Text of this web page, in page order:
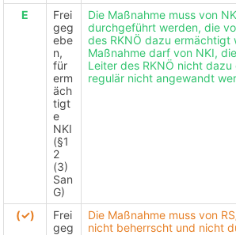
E
Frei
geg
ebe
n,
für
erm
äch
tigt
e
NKI
(§1
2
(3)
San
G)
Die Maßnahme muss von
durchgeführt werden, die
des RKNÖ dazu ermächtigt
Maßnahme darf von NKI,
Leiter des RKNÖ nicht
regulär nicht angewandt
(✓)
Frei
geg
Die Maßnahme muss von
nicht beherrscht und nicht